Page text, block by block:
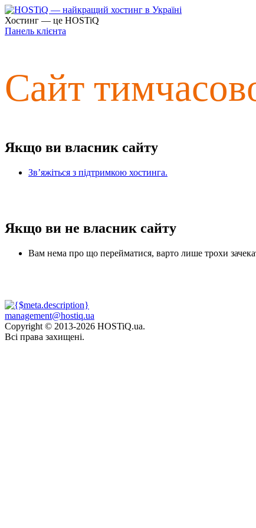
Хостинг — це HOSTiQ
Панель клієнта
Сайт
Якщо ви власник сайту
Зв’яжіться з підтримкою хостинга.
Якщо ви не власник сайту
Вам нема про що перейматися, варто лише трохи
management@hostiq.ua
Copyright © 2013-2026 HOSTiQ.ua.
Всі права захищені.